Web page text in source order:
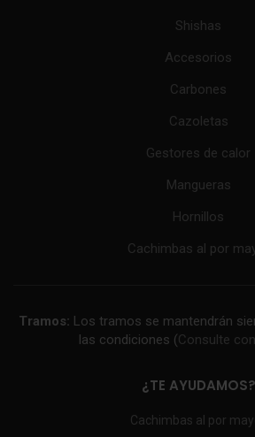
Shishas
Accesorios
Carbones
Cazoletas
Gestores de calor
Mangueras
Hornillos
Cachimbas al por
Tramos: Los tramos se mantendrán
las condiciones (Consulte
¿TE AYUDAMOS?
Cachimbas al por